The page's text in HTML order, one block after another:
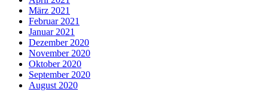
März 2021
Februar 2021
Januar 2021
Dezember 2020
November 2020
Oktober 2020
September 2020
August 2020